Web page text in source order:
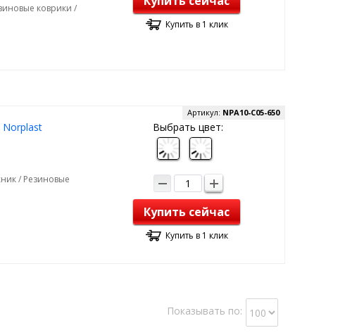
коврики /
Купить в 1 клик
Norplast
Артикул: NPA10-C05-650
/ Резиновые
Выбрать цвет:
Купить сейчас
Купить в 1 клик
Показывать по: